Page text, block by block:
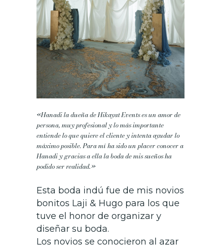
«Hanadi la dueña de Hikayat Events es un amor de
persona, muy profesional y lo más importante
entiende lo que quiere el cliente y intenta ayudar lo
máximo posible.Para mí ha sido un placer conocer a
Hanadi y gracias a ella la boda de mis sueños ha
podido ser realidad.»
Esta boda indú fue de mis novios
bonitos Laji & Hugo para los que
tuve el honor de organizar y
diseñar su boda.
Los novios se conocieron al azar